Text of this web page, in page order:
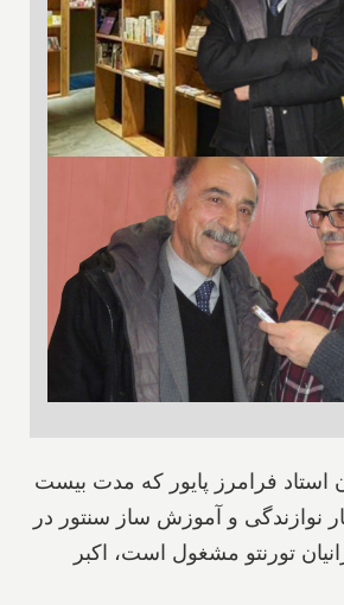
استاد فرامرز پایور که مدت بیست
نوازندگی و آموزش ساز سنتور در
تورنتو مشغول است، اکبر